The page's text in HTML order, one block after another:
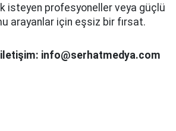
isteyen profesyoneller veya güçlü
arayanlar için eşsiz bir fırsat.
iletişim: info@serhatmedya.com